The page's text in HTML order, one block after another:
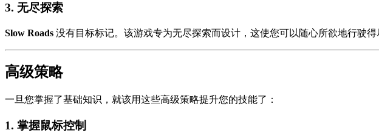
3. 无尽探索
Slow Roads 没有目标标记。该游戏专为无尽探索而设计，这使您可以随心所欲地行驶
高级策略
一旦您掌握了基础知识，就该用这些高级策略提升您的技能了：
1. 掌握鼠标控制